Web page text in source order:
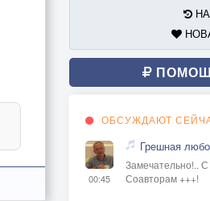
ОБСУЖДАЮТ
00:45
Грешная
Замечательно!..
Соавторам +++!